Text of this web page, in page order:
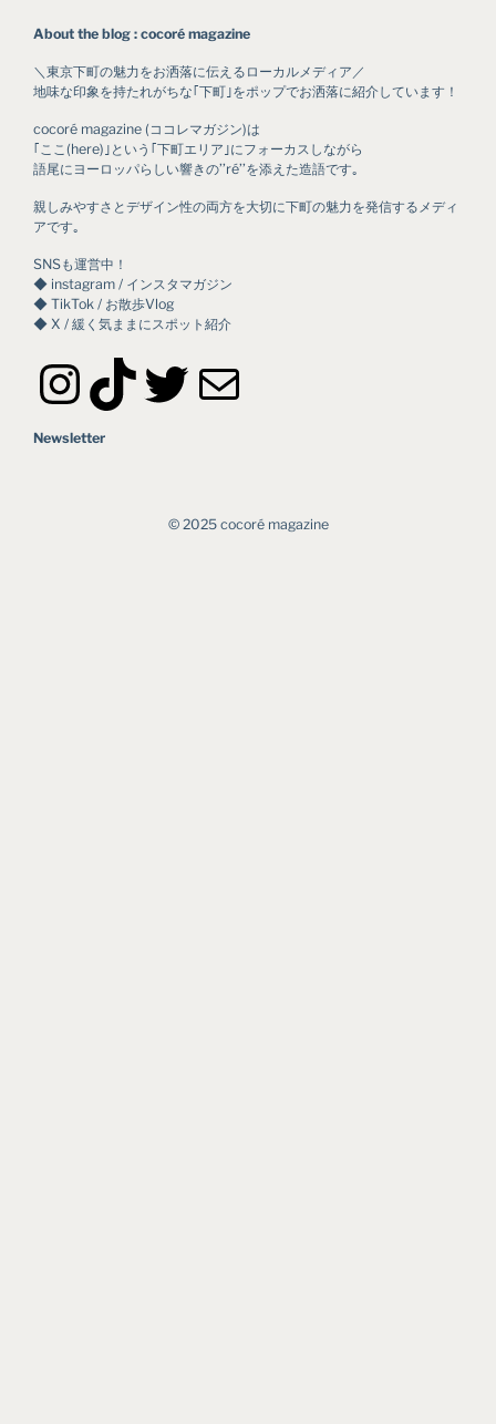
About the blog : cocoré magazine
＼東京下町の魅力をお洒落に伝えるローカルメディア／
地味な印象を持たれがちな｢下町｣をポップでお洒落に紹介しています！
cocoré magazine (ココレマガジン)は
｢ここ(here)｣という｢下町エリア｣にフォーカスしながら
語尾にヨーロッパらしい響きの’’ré’’を添えた造語です｡
親しみやすさとデザイン性の両方を大切に下町の魅力を発信するメディ
アです｡
SNSも運営中！
◆ instagram / インスタマガジン
◆ TikTok / お散歩Vlog
◆ X / 緩く気ままにスポット紹介
InstagramTikTok Twitter メール
Newsletter
©︎ 2025 cocoré magazine